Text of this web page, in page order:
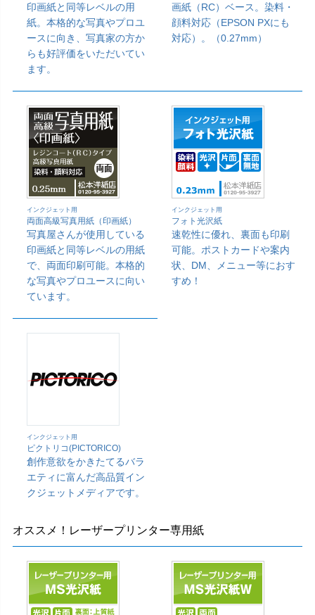
印画紙と同等レベルの用
紙。本格的な写真やプロユ
ースに向き、写真家の方か
らも好評価をいただいてい
ます。
画紙（RC）ベース。染料・
顔料対応（EPSON PXにも
対応）。（0.27mm）
インクジェット用
両面高級写真用紙（印画紙）
写真屋さんが使用している
印画紙と同等レベルの用紙
で、両面印刷可能。本格的
な写真やプロユースに向い
ています。
インクジェット用
フォト光沢紙
速乾性に優れ、裏面も印刷
可能。ポストカードや案内
状、DM、メニュー等におす
すめ！
インクジェット用
ピクトリコ(PICTORICO)
創作意欲をかきたてるバラ
エティに富んだ高品質イン
クジェットメディアです。
オススメ！レーザープリンター専用紙